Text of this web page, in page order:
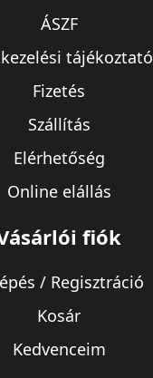
ÁSZF
tájékoztató
Fizetés
Szállítás
Elérhetőség
Online elállás
fiók
/ Regisztráció
Kosár
Kedvenceim